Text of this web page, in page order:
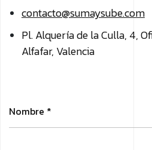
contacto@sumaysube.com
Pl. Alquería de la Culla, 4,
Alfafar, Valencia